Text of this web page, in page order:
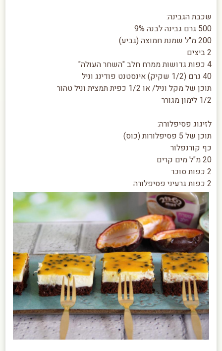
שכבת הגבינה:
500 גרם גבינה לבנה 9%
200 מ"ל שמנת חמוצה (גביע)
2 ביצים
4 כפות גדושות ממרח חלב "השחר העולה"
40 גרם (1/2 שקיק) אינסטנט פודינג וניל
תוכן של מקל וניל/ או 1/2 כפית תמצית וניל טהור
1/2 לימון מגורר
לזיגוג פסיפלורה:
תוכן של 5 פסיפלורות (כוס)
כף קורנפלור
20 מ"ל מים קרים
2 כפות סוכר
2 כפות גרעיני פסיפלורה